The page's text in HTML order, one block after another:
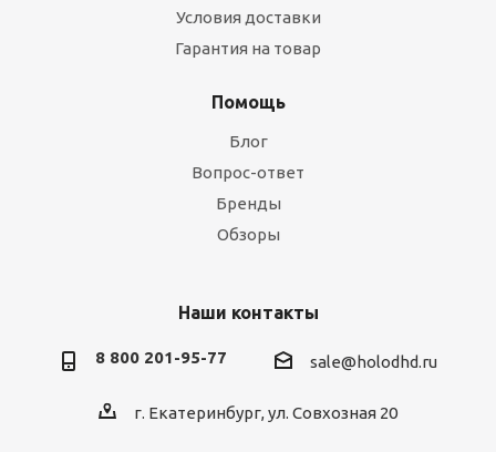
Условия доставки
Гарантия на товар
Помощь
Блог
Вопрос-ответ
Бренды
Обзоры
Наши контакты
8 800 201-95-77 sale@holodhd.ru
г. Екатеринбург, ул. Совхозная 20